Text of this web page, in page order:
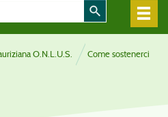
O.N.L.U.S. Come sostenerci